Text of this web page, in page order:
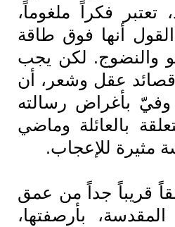
تعتبر فكراً ملغوماً،
أنها فوق طاقة
والنضوج. لكن يجب
قصائد عقل وشعر، أن
بأغراض رسالته
بالعائلة وماضي
مثيرة للإعجاب.
قريباً جداً من عمق
بأرصفتها،